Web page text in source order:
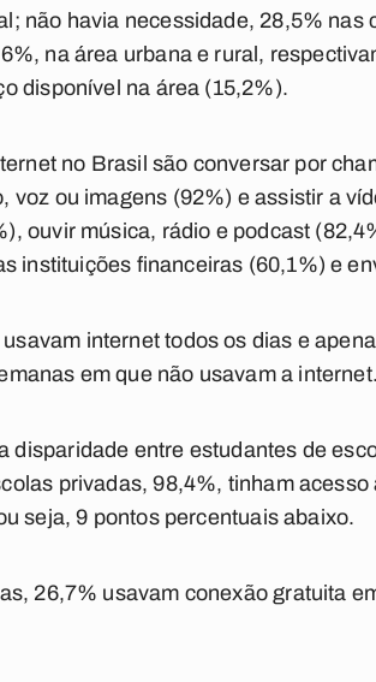
não havia necessidade, 28,5% nas
na área urbana e rural,
disponível na área (15,2%).
no Brasil são conversar por
voz ou imagens (92%) e assistir a
ouvir música, rádio e podcast
instituições financeiras (60,1%) e
internet todos os dias e
em que não usavam a internet.
disparidade entre estudantes de
privadas, 98,4%, tinham
seja, 9 pontos percentuais abaixo.
26,7% usavam conexão gratuita